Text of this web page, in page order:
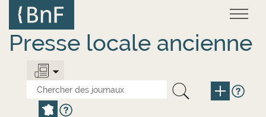
contenu
principal
Presse locale ancienne
Panneau de gestion des cookies